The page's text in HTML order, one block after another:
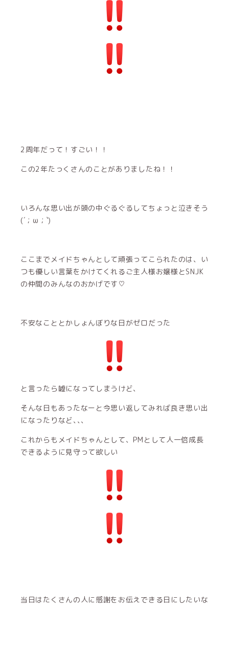
2周年だって！すごい！！
この2年たっくさんのことがありましたね！！
いろんな思い出が頭の中ぐるぐるしてちょっと泣きそう
(´；ω；`)
ここまでメイドちゃんとして頑張ってこられたのは、い
つも優しい言葉をかけてくれるご主人様お嬢様とSNJK
の仲間のみんなのおかげです♡
不安なこととかしょんぼりな日がゼロだった
と言ったら嘘になってしまうけど、
そんな日もあったなーと今思い返してみれば良き思い出
になったりなど､､､
これからもメイドちゃんとして、PMとして人一倍成長
できるように見守って欲しい
当日はたくさんの人に感謝をお伝えできる日にしたいな